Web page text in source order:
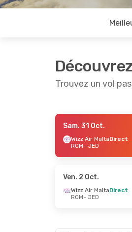
Trouvez un vol
- Lun. 14 Sept.
Direct
- Dim. 1 Nov.
Sam. 31 Oct.
Wizz Air MaltaDirect
ROM- JED
Ven. 2 Oct.
Wizz Air MaltaDirect
ROM- JED